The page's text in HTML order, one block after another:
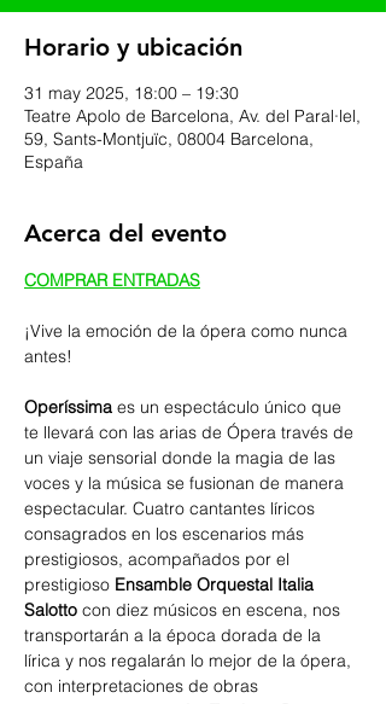
Horario y ubicación
31 may 2025, 18:00 – 19:30
Teatre Apolo de Barcelona, Av. del Paral·lel,
59, Sants-Montjuïc, 08004 Barcelona,
España
Acerca del evento
COMPRAR ENTRADAS
¡Vive la emoción de la ópera como nunca
antes!
Operíssima es un espectáculo único que
te llevará con las arias de Ópera través de
un viaje sensorial donde la magia de las
voces y la música se fusionan de manera
espectacular. Cuatro cantantes líricos
consagrados en los escenarios más
prestigiosos, acompañados por el
prestigioso Ensamble Orquestal Italia
Salotto con diez músicos en escena, nos
transportarán a la época dorada de la
lírica y nos regalarán lo mejor de la ópera,
con interpretaciones de obras